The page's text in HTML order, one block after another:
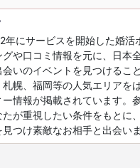
年にサービスを開始した婚活
や口コミ情報を元に、日本
いのイベントを見つけるこ
幌、福岡等の人気エリアを
情報が掲載されています。
が重視したい条件をもとに
つけ素敵なお相手と出会いま